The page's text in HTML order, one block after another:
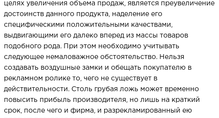
НАПИСАТЬ НАМ
целях увеличения объема продаж, является преувеличение
достоинств данного продукта, наделение его
специфическими положительными качествами,
выдвигающими его далеко вперед из массы товаров
подобного рода. При этом необходимо учитывать
следующее немаловажное обстоятельство. Нельзя
создавать воздушные замки и обещать покупателю в
рекламном ролике то, чего не существует в
действительности. Столь грубая ложь может временно
повысить прибыль производителя, но лишь на краткий
срок, после чего и фирма, и разрекламированный ею